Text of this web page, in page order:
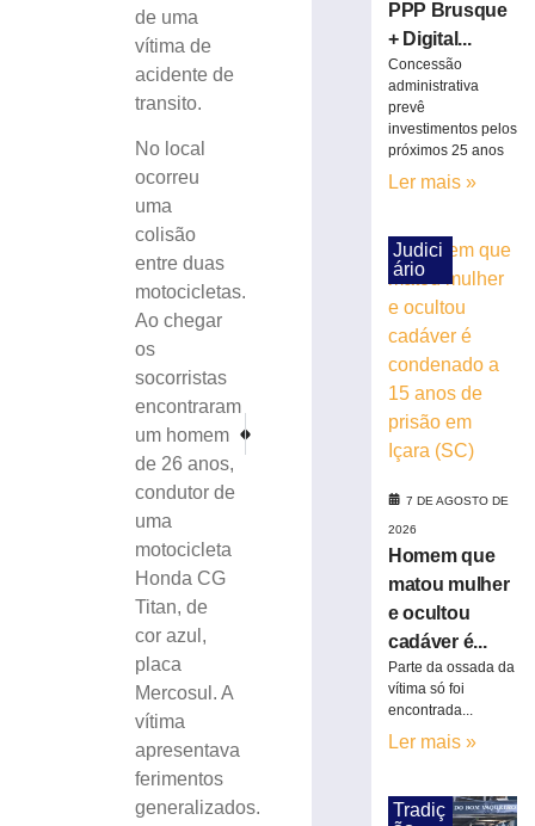
de uma
vítima de
acidente de
transito.
No local
ocorreu
uma
colisão
entre duas
motocicletas.
Ao chegar
os
socorristas
encontraram
um homem
de 26 anos,
condutor de
uma
motocicleta
Honda CG
Titan, de
cor azul,
placa
Mercosul. A
vítima
apresentava
ferimentos
generalizados.
Homem fica ferido em acidente no bairro
Briga de casal termina em condução à delegacia, em
Homem
matou
mulher
ocultou
cadáver
anos
Içara
Carro
capota
submerso
PPP Brusque
+ Digital...
Concessão
administrativa
prevê
investimentos pelos
próximos 25 anos
Ler mais »
Judici
ário
7 DE AGOSTO DE
2026
Homem que
matou mulher
e ocultou
cadáver é...
Parte da ossada da
vítima só foi
encontrada...
Ler mais »
Tradiç